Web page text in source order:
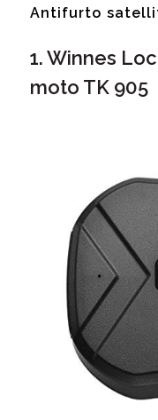
Antifurto
1. Winnes
moto TK 905